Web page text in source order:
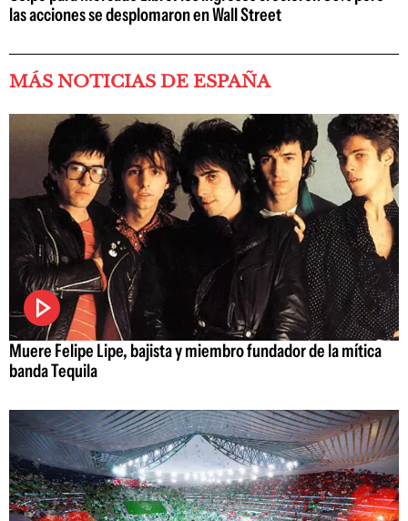
las acciones se desplomaron en Wall Street
MÁS NOTICIAS DE ESPAÑA
Muere Felipe Lipe, bajista y miembro fundador de la mítica
banda Tequila